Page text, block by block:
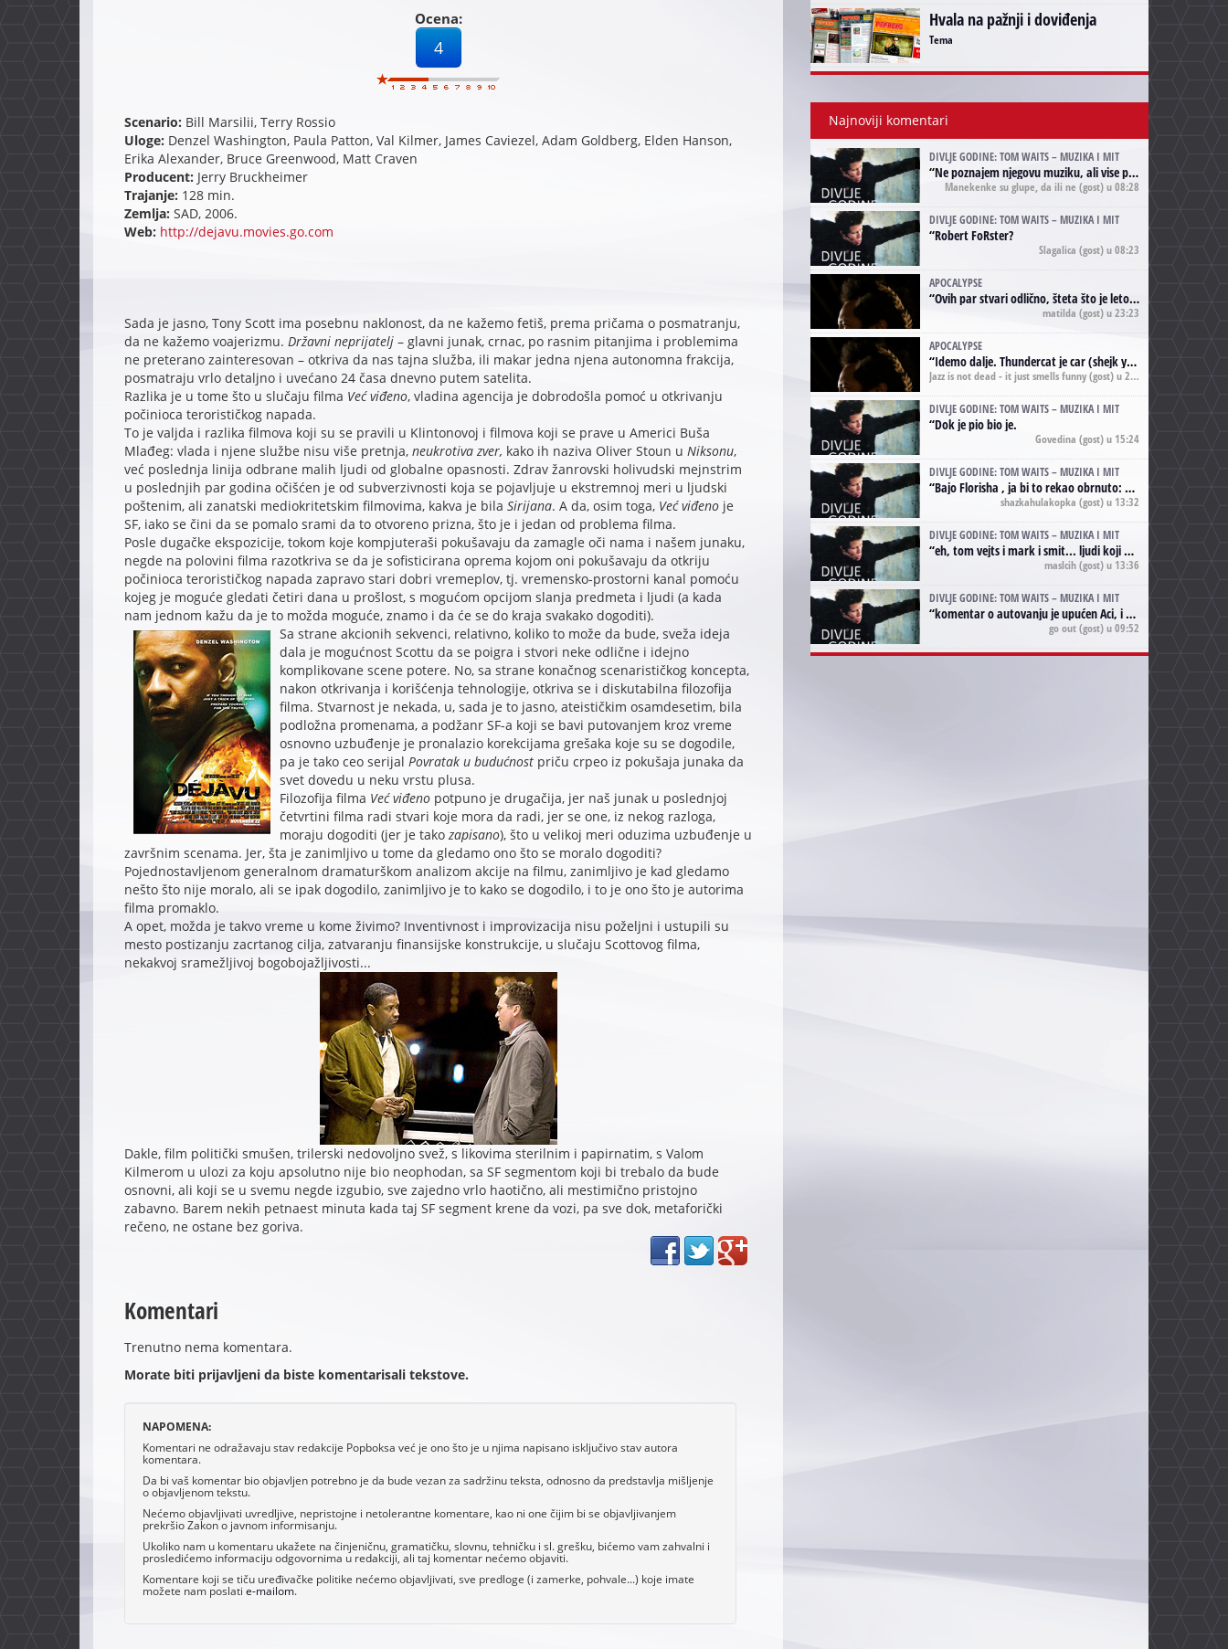
Ocena:
4
Scenario: Bill Marsilii, Terry Rossio
Uloge: Denzel Washington, Paula Patton, Val Kilmer, James Caviezel, Adam Goldberg, Elden Hanson,
Erika Alexander, Bruce Greenwood, Matt Craven
Producent: Jerry Bruckheimer
Trajanje: 128 min.
Zemlja: SAD, 2006.
Web: http://dejavu.movies.go.com
Sada je jasno, Tony Scott ima posebnu naklonost, da ne kažemo fetiš, prema pričama o posmatranju,
da ne kažemo voajerizmu. Državni neprijatelj– glavni junak, crnac, po rasnim pitanjima i problemima
ne preterano zainteresovan – otkriva da nas tajna služba, ili makar jedna njena autonomna frakcija,
posmatraju vrlo detaljno i uvećano 24 časa dnevno putem satelita.
Razlika je u tome što u slučaju filma Već viđeno, vladina agencija je dobrodošla pomoć u otkrivanju
počinioca terorističkog napada.
To je valjda i razlika filmova koji su se pravili u Klintonovoj i filmova koji se prave u Americi Buša
Mlađeg: vlada i njene službe nisu više pretnja, neukrotiva zver, kako ih naziva Oliver Stoun u Niksonu,
već poslednja linija odbrane malih ljudi od globalne opasnosti. Zdrav žanrovski holivudski mejnstrim
u poslednjih par godina očišćen je od subverzivnosti koja se pojavljuje u ekstremnoj meri u ljudski
poštenim, ali zanatski mediokritetskim filmovima, kakva je bila Sirijana. A da, osim toga, Već viđenoje
SF, iako se čini da se pomalo srami da to otvoreno prizna, što je i jedan od problema filma.
Posle dugačke ekspozicije, tokom koje kompjuteraši pokušavaju da zamagle oči nama i našem junaku,
negde na polovini filma razotkriva se da je sofisticirana oprema kojom oni pokušavaju da otkriju
počinioca terorističkog napada zapravo stari dobri vremeplov, tj. vremensko-prostorni kanal pomoću
kojeg je moguće gledati četiri dana u prošlost, s mogućom opcijom slanja predmeta i ljudi (a kada
nam jednom kažu da je to možda moguće, znamo i da će se do kraja svakako dogoditi).
Sa strane akcionih sekvenci, relativno, koliko to može da bude, sveža ideja
dala je mogućnost Scottu da se poigra i stvori neke odlične i idejno
komplikovane scene potere. No, sa strane konačnog scenarističkog koncepta,
nakon otkrivanja i korišćenja tehnologije, otkriva se i diskutabilna filozofija
filma. Stvarnost je nekada, u, sada je to jasno, ateističkim osamdesetim, bila
podložna promenama, a podžanr SF-a koji se bavi putovanjem kroz vreme
osnovno uzbuđenje je pronalazio korekcijama grešaka koje su se dogodile,
pa je tako ceo serijal Povratak u budućnostpriču crpeo iz pokušaja junaka da
svet dovedu u neku vrstu plusa.
Filozofija filma Već viđenopotpuno je drugačija, jer naš junak u poslednjoj
četvrtini filma radi stvari koje mora da radi, jer se one, iz nekog razloga,
moraju dogoditi (jer je tako zapisano), što u velikoj meri oduzima uzbuđenje u
završnim scenama. Jer, šta je zanimljivo u tome da gledamo ono što se moralo dogoditi?
Pojednostavljenom generalnom dramaturškom analizom akcije na filmu, zanimljivo je kad gledamo
nešto što nije moralo, ali se ipak dogodilo, zanimljivo je to kako se dogodilo, i to je ono što je autorima
filma promaklo.
A opet, možda je takvo vreme u kome živimo? Inventivnost i improvizacija nisu poželjni i ustupili su
mesto postizanju zacrtanog cilja, zatvaranju finansijske konstrukcije, u slučaju Scottovog filma,
nekakvoj sramežljivoj bogobojažljivosti...
Dakle, film politički smušen, trilerski nedovoljno svež, s likovima sterilnim i papirnatim, s Valom
Kilmerom u ulozi za koju apsolutno nije bio neophodan, sa SF segmentom koji bi trebalo da bude
osnovni, ali koji se u svemu negde izgubio, sve zajedno vrlo haotično, ali mestimično pristojno
zabavno. Barem nekih petnaest minuta kada taj SF segment krene da vozi, pa sve dok, metaforički
rečeno, ne ostane bez goriva.
Komentari
Trenutno nema komentara.
Morate biti prijavljeni da biste komentarisali tekstove.
NAPOMENA:
Komentari ne odražavaju stav redakcije Popboksa već je ono što je u njima napisano isključivo stav autora
komentara.
Da bi vaš komentar bio objavljen potrebno je da bude vezan za sadržinu teksta, odnosno da predstavlja mišljenje
o objavljenom tekstu.
Nećemo objavljivati uvredljive, nepristojne i netolerantne komentare, kao ni one čijim bi se objavljivanjem
prekršio Zakon o javnom informisanju.
Ukoliko nam u komentaru ukažete na činjeničnu, gramatičku, slovnu, tehničku i sl. grešku, bićemo vam zahvalni i
prosledićemo informaciju odgovornima u redakciji, ali taj komentar nećemo objaviti.
Komentare koji se tiču uređivačke politike nećemo objavljivati, sve predloge (i zamerke, pohvale...) koje imate
možete nam poslati e-mailom.
Hvala na pažnji i doviđenja
Tema
Najnoviji komentari
DIVLJE GODINE: TOM WAITS – MUZIKA I MIT
“Ne poznajem njegovu muziku, ali vise puta nego sto sam to zazeleo gledao sam njegove umjetnicke slike na raznim stranama interneta. Te stoga zakljucujem da je Tom Waits Lady Gaga muzike namrstenih, ma
Manekenke su glupe, da ili ne (gost) u 08:28
DIVLJE GODINE: TOM WAITS – MUZIKA I MIT
“Robert FoRster?
Slagalica (gost) u 08:23
APOCALYPSE
“Ovih par stvari odlično, šteta što je leto pri kraju, a kaput koji te vervoatno podseća na pirotski ćilim je iz tradicije Navaho indijanaca ;)
matilda (gost) u 23:23
APOCALYPSE
“Idemo dalje. Thundercat je car (shejk yerbuti )!
Jazz is not dead - it just smells funny(gost) u 20:11
DIVLJE GODINE: TOM WAITS – MUZIKA I MIT
“Dok je pio bio je.
Govedina (gost) u 15:24
DIVLJE GODINE: TOM WAITS – MUZIKA I MIT
“Bajo Florisha , ja bi to rekao obrnuto: Beefheart je za Waitsa, isto sto i Hendrix za Lenny Kravitza
shazkahulakopka (gost) u 13:32
DIVLJE GODINE: TOM WAITS – MUZIKA I MIT
“eh, tom vejts i mark i smit... ljudi koji bi muzici više doprineli da su radili kao vozači tramvaja u gsp-u.
maslcih(gost) u 13:36
DIVLJE GODINE: TOM WAITS – MUZIKA I MIT
“komentar o autovanju je upućen Aci, i odnosi se na ono drugo autovanje...'senzualnost Waitsa' ;)
go out(gost) u 09:52